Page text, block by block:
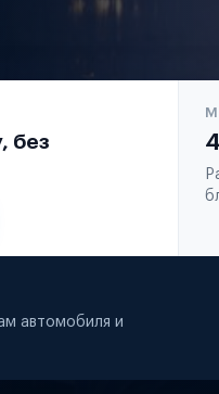
без
автомобиля и